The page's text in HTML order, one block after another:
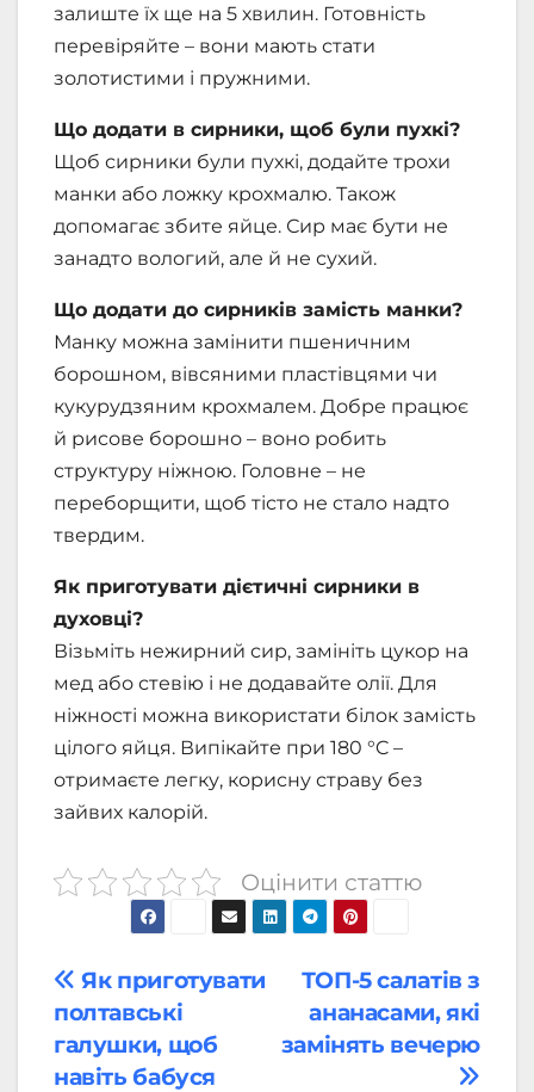
залиште їх ще на 5 хвилин. Готовність
перевіряйте – вони мають стати
золотистими і пружними.
Що додати в сирники, щоб були пухкі?
Щоб сирники були пухкі, додайте трохи
манки або ложку крохмалю. Також
допомагає збите яйце. Сир має бути не
занадто вологий, але й не сухий.
Що додати до сирників замість манки?
Манку можна замінити пшеничним
борошном, вівсяними пластівцями чи
кукурудзяним крохмалем. Добре працює
й рисове борошно – воно робить
структуру ніжною. Головне – не
переборщити, щоб тісто не стало надто
твердим.
Як приготувати дієтичні сирники в
духовці?
Візьміть нежирний сир, замініть цукор на
мед або стевію і не додавайте олії. Для
ніжності можна використати білок замість
цілого яйця. Випікайте при 180 °C –
отримаєте легку, корисну страву без
зайвих калорій.
Оцінити статтю
Навігація
записів
ТОП-5 салатів з
ананасами, які
замінять вечерю
Як приготувати
полтавські
галушки, щоб
навіть бабуся